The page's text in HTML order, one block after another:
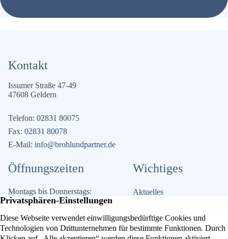
Kontakt
Issumer Straße 47-49
47608 Geldern
Telefon: 02831 80075
Fax: 02831 80078
E-Mail: info@brohlundpartner.de
Öffnungszeiten
Montags bis Donnerstags:
09.00 Uhr bis 12.30 Uhr und
14.00 Uhr bis 17.00 Uhr
Wichtiges
Aktuelles
Kontakt